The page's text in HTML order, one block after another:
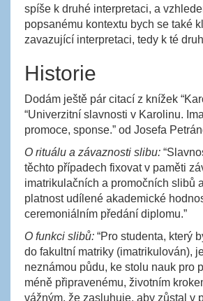
spíše k druhé interpretaci, a
popsanému kontextu bych se také
zavazující interpretaci, tedy k té
Historie
Dodám ještě pár citací z knížek
“Univerzitní slavnosti v Karolinu.
promoce, sponse.” od Josefa
O rituálu a závaznosti slibu:
těchto případech fixovat v paměti
imatrikulačních a promočních slibů
platnost udílené akademické
ceremoniálním předání diplomu.”
O funkci slibů: “Pro studenta, který
do fakultní matriky (imatrikulován),
neznámou půdu, ke stolu nauk pro
méně připravenému, životním
vážným, že zasluhuje, aby zůstal v